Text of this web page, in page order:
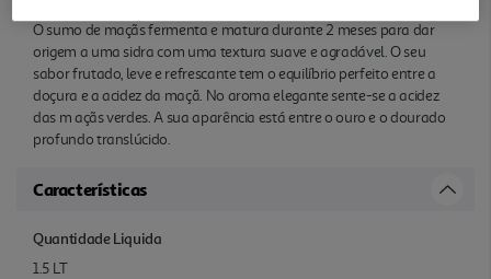
O sumo de maçãs fermenta e matura durante 2 meses para dar
origem a uma sidra com uma textura suave e agradável. O seu
sabor frutado, leve e refrescante tem o equilíbrio perfeito entre a
doçura e a acidez da maçã. No aroma elegante sente-se a acidez
das m açãs verdes. A sua aparência está entre o ouro e o dourado
profundo translúcido.
Características
Quantidade Liquida
1.5 LT